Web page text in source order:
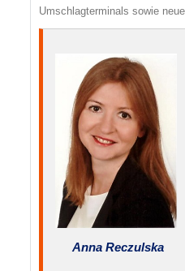
Umschlagterminals sowie
Anna Reczulska